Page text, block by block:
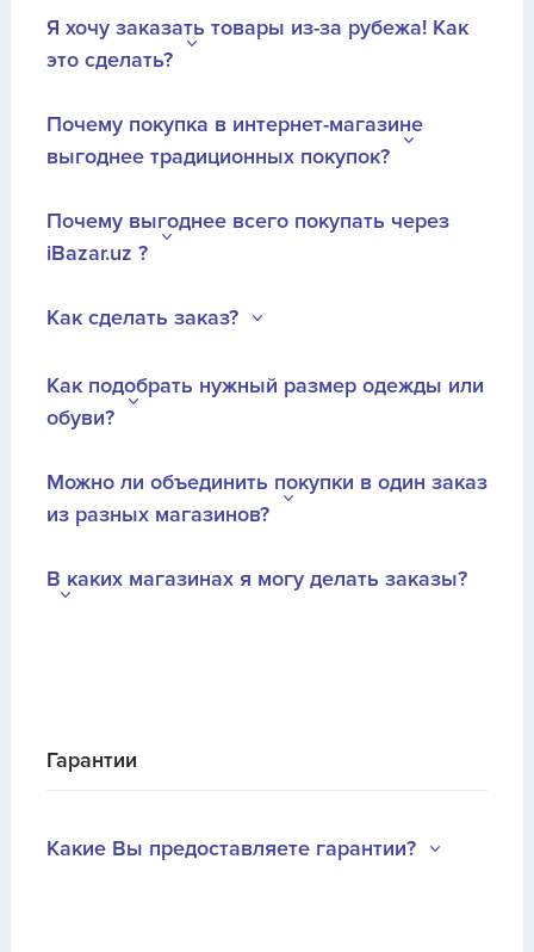
Я хочу заказать товары из-за рубежа! Как
это сделать?
Почему покупка в интернет-магазине
выгоднее традиционных покупок?
Почему выгоднее всего покупать через
iBazar.uz ?
Как сделать заказ?
Как подобрать нужный размер одежды или
обуви?
Можно ли объединить покупки в один заказ
из разных магазинов?
В каких магазинах я могу делать заказы?
Гарантии
Какие Вы предоставляете гарантии?